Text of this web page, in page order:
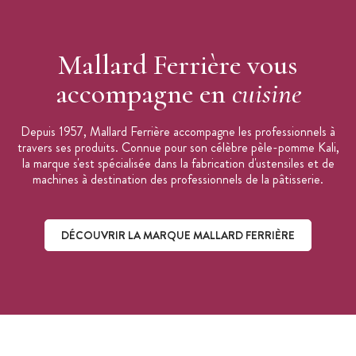
Mallard Ferrière vous
accompagne en cuisine
Depuis 1957, Mallard Ferrière accompagne les professionnels à
travers ses produits. Connue pour son célèbre pèle-pomme Kali,
la marque s'est spécialisée dans la fabrication d'ustensiles et de
machines à destination des professionnels de la pâtisserie.
DÉCOUVRIR LA MARQUE MALLARD FERRIÈRE